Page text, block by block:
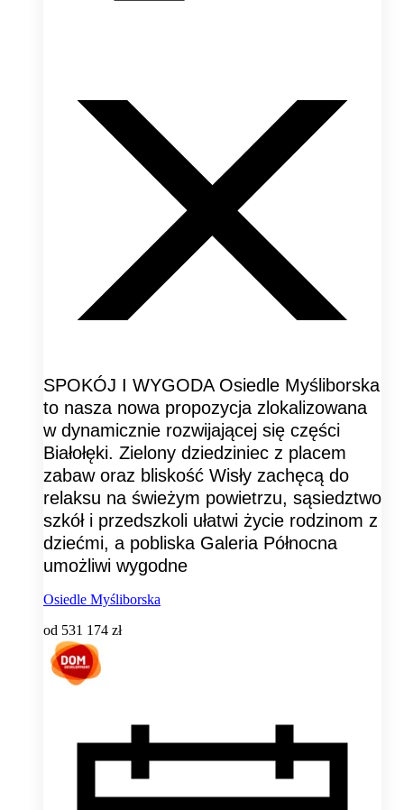
SPOKÓJ I WYGODA Osiedle Myśliborska
to nasza nowa propozycja zlokalizowana
w dynamicznie rozwijającej się części
Białołęki. Zielony dziedziniec z placem
zabaw oraz bliskość Wisły zachęcą do
relaksu na świeżym powietrzu, sąsiedztwo
szkół i przedszkoli ułatwi życie rodzinom z
dziećmi, a pobliska Galeria Północna
umożliwi wygodne
Osiedle Myśliborska
od 531 174 zł